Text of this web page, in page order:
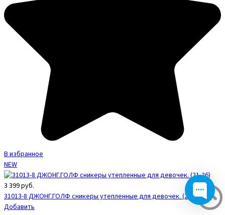
В избранное
NEW
3 399руб.
31013-8 ДЖОНГ.ГОЛФ сникеры утепленные для девочек. (21-26)
Добавить